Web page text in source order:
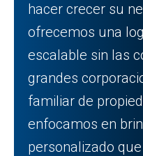
hacer crecer su
ofrecemos una
escalable sin las
grandes
familiar de
enfocamos en
personalizado